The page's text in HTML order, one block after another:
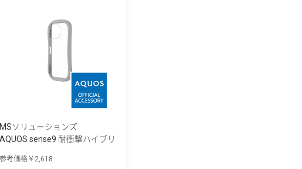
MSソリューションズ
AQUOS sense9 耐衝撃ハイブリ
参考価格￥2,618